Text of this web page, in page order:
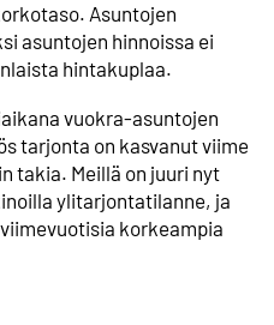
Asuntojen
asuntojen hinnoissa ei
hintakuplaa.
vuokra-asuntojen
tarjonta on kasvanut viime
takia. Meillä on juuri nyt
ylitarjonta­tilanne, ja
korkeampia